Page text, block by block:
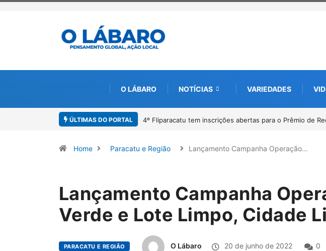
O LÁBARO NOTÍCIAS VARIEDADES
ÚLTIMAS DO PORTAL4º Fliparacatu tem inscrições abertas para o Prêmio de
Home Paracatu e Região Lançamento Campanha Operação…
Lançamento Campanha
Verde e Lote Limpo, Cidade
PARACATU E REGIÃO O Lábaro 20 de junho de 2022 0